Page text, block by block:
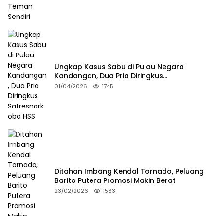
Ungkap Kasus Sabu di Pulau Negara
Kandangan, Dua Pria Diringkus
Satresnarkoba HSS
01/04/2026 1745
Ditahan Imbang Kendal Tornado, Peluang
Barito Putera Promosi Makin Berat
23/02/2026 1563